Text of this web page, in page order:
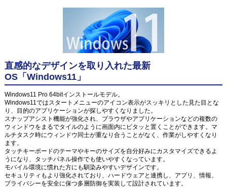
直感的なデザインを取り入れた最新
OS「Windows11」
Windows11 Pro 64bitインストールモデル。
Windows11ではスタートメニューのアイコン表示がスッキリとした見た目とな
り、目的のアプリケーションが探しやすくなりました。
スナップアシスト機能が強化され、ブラウザやアプリケーションなどの複数の
ウィンドウをまるでタイルのように画面内にピタッと置くことができます。マ
ルチタスク時にウィンドウ同士が重なり合うことがなく、作業がしやすくなり
ます。
タッチキーボードのテーマやキーのサイズを自分好みにカスタマイズできるよ
うになり、タッチパネル操作でも使いやすくなっています。
モバイル環境に慣れた方にも馴染みやすいデザインです。
セキュリティもより強化されており、ハードウェアと連携し、アプリ、情報、
プライバシーを安全に保つ多層防御を実装して設計されています。